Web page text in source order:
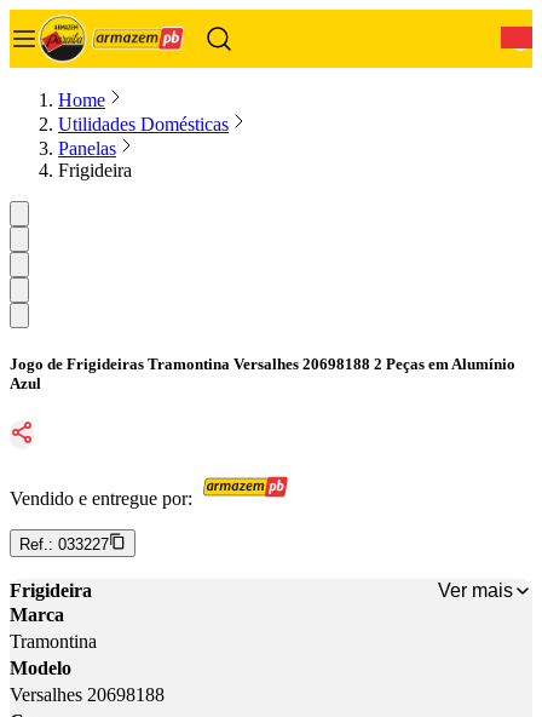
Home
Utilidades Domésticas
Panelas
Frigideira
Jogo de Frigideiras Tramontina Versalhes 20698188 2 Peças em Alumínio
Azul
Vendido e entregue por:
Ref.: 033227
Frigideira
Ver mais
Marca
Tramontina
Modelo
Versalhes 20698188